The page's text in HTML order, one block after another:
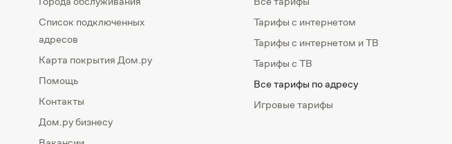
Список подключенных
адресов
Карта покрытия Дом.ру
Помощь
Контакты
Дом.ру бизнесу
Тарифы с интернетом
Тарифы с интернетом и ТВ
Тарифы с ТВ
Все тарифы по адресу
Игровые тарифы